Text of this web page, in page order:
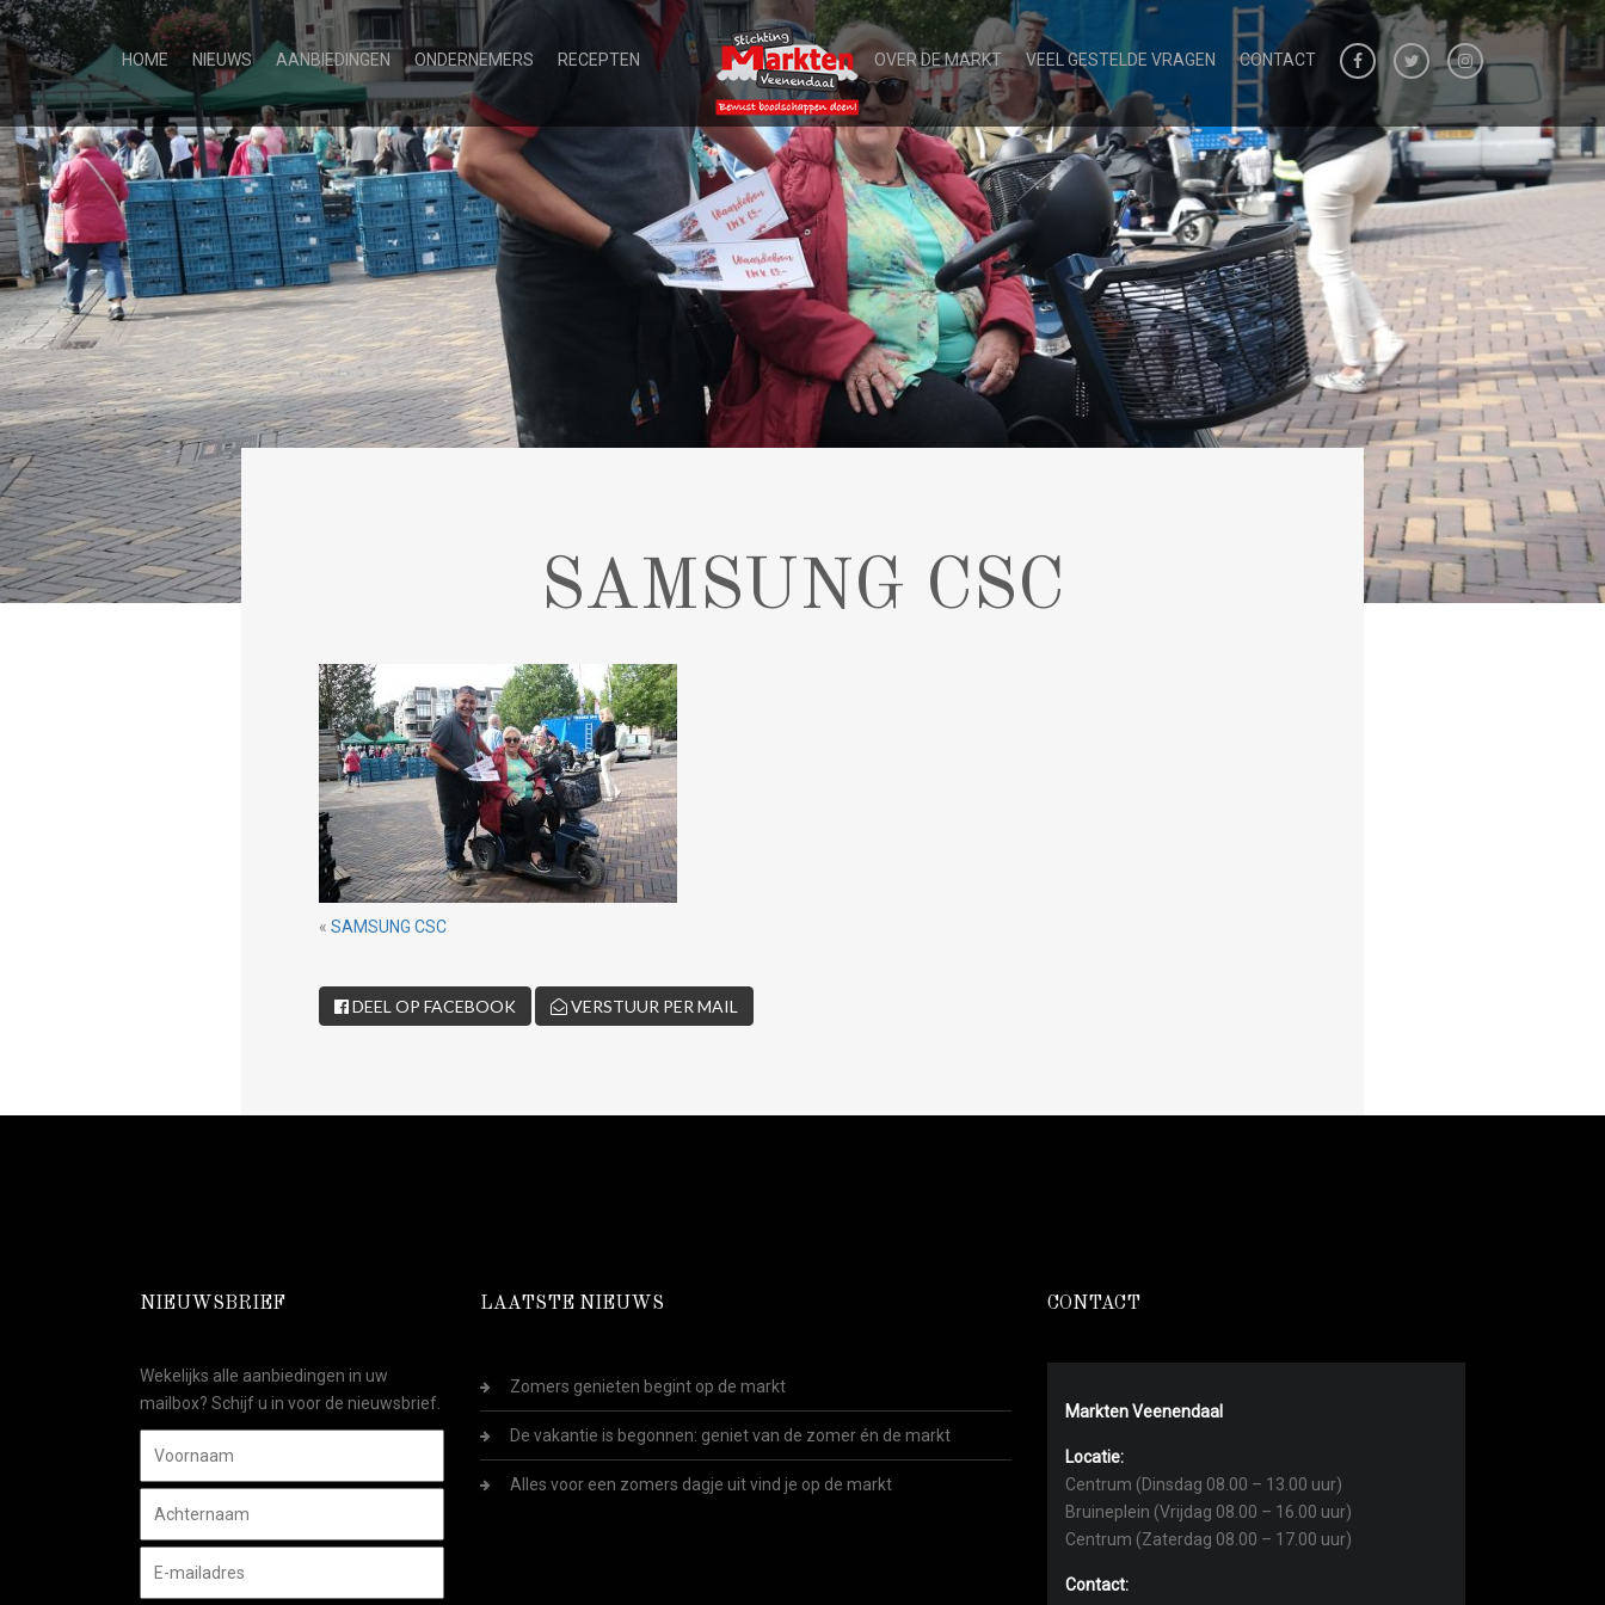
HOME NIEUWS AANBIEDINGEN ONDERNEMERS RECEPTEN OVER DE MARKT VEEL GESTELDE VRAGEN CONTACT
SAMSUNG CSC
« SAMSUNG CSC
DEEL OP FACEBOOK VERSTUUR PER MAIL
NIEUWSBRIEF
Wekelijks alle aanbiedingen in uw
mailbox? Schijf u in voor de nieuwsbrief.
LAATSTE NIEUWS
Zomers genieten begint op de markt
De vakantie is begonnen: geniet van de zomer én de markt
Alles voor een zomers dagje uit vind je op de markt
CONTACT
Markten Veenendaal
Locatie:
Centrum (Dinsdag 08.00 – 13.00 uur)
Bruineplein (Vrijdag 08.00 – 16.00 uur)
Centrum (Zaterdag 08.00 – 17.00 uur)
Contact: